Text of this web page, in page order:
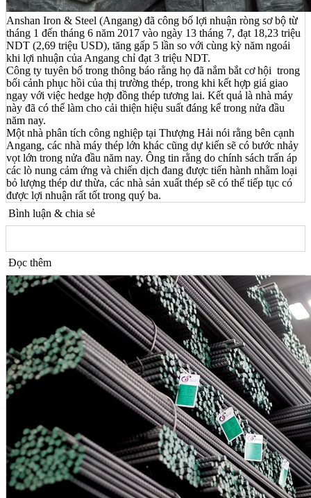
Anshan Iron & Steel (Angang) đã công bố lợi nhuận ròng sơ bộ từ
tháng 1 đến tháng 6 năm 2017 vào ngày 13 tháng 7, đạt 18,23 triệu
NDT (2,69 triệu USD), tăng gấp 5 lần so với cùng kỳ năm ngoái
khi lợi nhuận của Angang chỉ đạt 3 triệu NDT.
Công ty tuyên bố trong thông báo rằng họ đã nắm bắt cơ hội trong
bối cảnh phục hồi của thị trường thép, trong khi kết hợp giá giao
ngay với việc hedge hợp đồng thép tương lai. Kết quả là nhà máy
này đã có thể làm cho cải thiện hiệu suất đáng kể trong nửa đầu
năm nay.
Một nhà phân tích công nghiệp tại Thượng Hải nói rằng bên cạnh
Angang, các nhà máy thép lớn khác cũng dự kiến sẽ có bước nhảy
vọt lớn trong nửa đầu năm nay. Ông tin rằng do chính sách trấn áp
các lò nung cảm ứng và chiến dịch đang được tiến hành nhằm loại
bỏ lượng thép dư thừa, các nhà sản xuất thép sẽ có thể tiếp tục có
được lợi nhuận rất tốt trong quý ba.
Bình luận & chia sẻ
Đọc thêm